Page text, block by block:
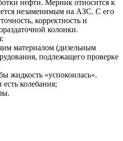
нефти. Мерник относится к
незаменимым на АЗС. С его
корректность и
колонки.
материалом (дизельным
подлежащего проверке
жидкость «успокоилась».
колебания;